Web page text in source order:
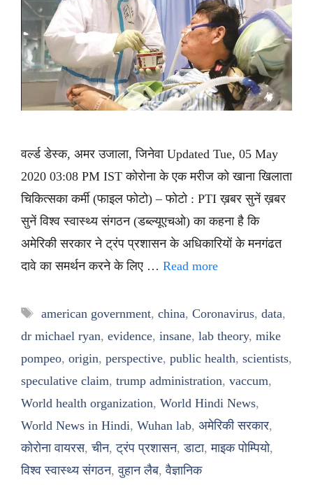
वर्ल्ड डेस्क, अमर उजाला, जिनेवा Updated Tue, 05 May
2020 03:08 PM IST कोरोना के एक मरीज को खाना खिलाता
चिकित्सका कर्मी (फाइल फोटो) – फोटो : PTI ख़बर सुनें ख़बर
सुनें विश्व स्वास्थ्य संगठन (डब्ल्यूएचओ) का कहना है कि
अमेरिकी सरकार ने ट्रंप प्रशासन के अधिकारियों के मनगंढत
दावे का समर्थन करने के लिए … Read more
Tags
american government, china, Coronavirus, data,
dr michael ryan, evidence, insane, lab theory, mike
pompeo, origin, perspective, public health, scientists,
speculative claim, trump administration, vaccum,
World health organization, World Hindi News,
World News in Hindi, Wuhan lab, अमेरिकी सरकार,
कोरोना वायरस,चीन,ट्रंप प्रशासन,डाटा,माइक पोम्पियो,
विश्व स्वास्थ्य संगठन,वुहान लैब,वैज्ञानिक